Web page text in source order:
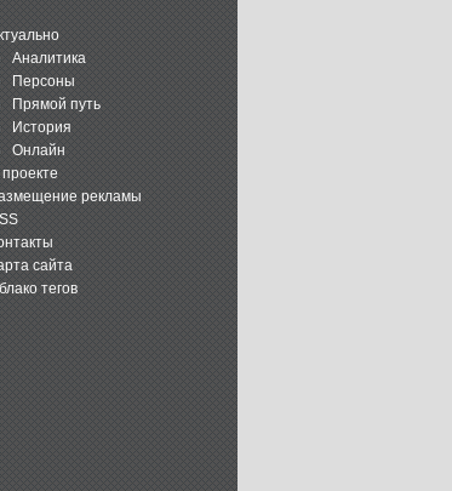
Аналитика
Персоны
Прямой путь
История
Онлайн
рекламы
сайта
тегов